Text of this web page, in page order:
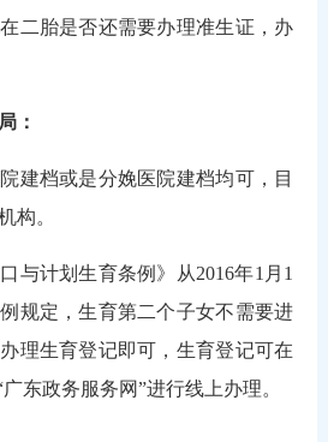
二胎是否还需要办理准生证，办
：
档或是分娩医院建档均可，目
构。
计划生育条例》从2016年1月1
规定，生育第二个子女不需要进
理生育登记即可，生育登记可在
东政务服务网”进行线上办理。